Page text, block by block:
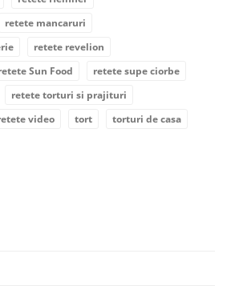
retete mancaruri
retete revelion
Sun Food
retete supe ciorbe
retete torturi si prajituri
video tort
torturi de casa